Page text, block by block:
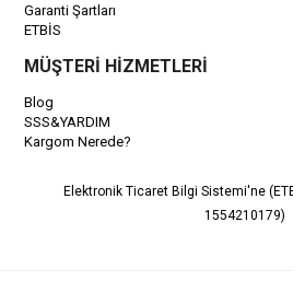
Garanti Şartları
ETBİS
MÜŞTERİ HİZMETLERİ
Blog
SSS&YARDIM
Kargom Nerede?
Elektronik Ticaret Bilgi Sistemi'ne
1554210179)